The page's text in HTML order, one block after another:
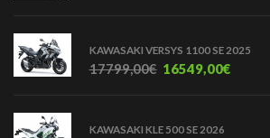
KAWASAKI VERSYS 1100 SE 2025
17799,00€ 16549,00€
KAWASAKI KLE 500 SE 2026